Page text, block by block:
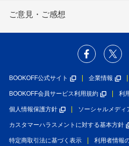
ご意見・ご感想
BOOKOFF公式サイト 企業情報
BOOKOFF会員サービス利用規約 利
個人情報保護方針 ソーシャルメディ
カスタマーハラスメントに対する基本方針
特定商取引法に基づく表示 利用者情報